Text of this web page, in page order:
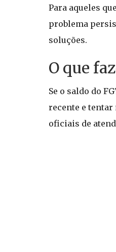
Para aqueles
problema
soluções.
O que
Se o saldo do
recente e tentar
oficiais de